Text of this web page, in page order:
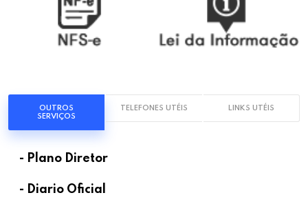
OUTROS
SERVIÇOS
TELEFONES UTÉIS LINKS UTÉIS
- Plano Diretor
- Diario Oficial